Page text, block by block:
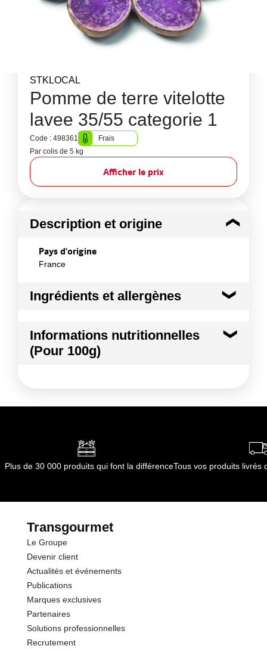
STKLOCAL
Pomme de terre vitelotte
lavee 35/55 categorie 1
Code : 498361
Frais
Par colis de 5 kg
Afficher le prix
Description et origine
Pays d'origine
France
Ingrédients et allergènes
Pomme de terre
Conformément aux informations transmises
Informations nutritionnelles
(Pour 100g)
Kilojoules 309 kj
dont Acides gras saturés 0.06 g
dont Sucres
Fibres
Protéines
Sel
Plus de 30 000 produits qui font la différenceTous vos produits livrés
Transgourmet
Le Groupe
Devenir client
Actualités et événements
Publications
Marques exclusives
Partenaires
Solutions professionnelles
Recrutement